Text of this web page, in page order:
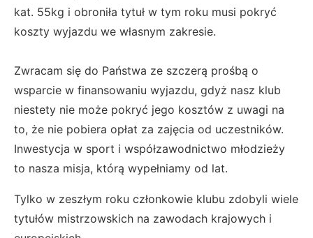
kat. 55kg i obroniła tytuł w tym roku musi pokryć
koszty wyjazdu we własnym zakresie.
Zwracam się do Państwa ze szczerą prośbą o
wsparcie w finansowaniu wyjazdu, gdyż nasz klub
niestety nie może pokryć jego kosztów z uwagi na
to, że nie pobiera opłat za zajęcia od uczestników.
Inwestycja w sport i współzawodnictwo młodzieży
to nasza misja, którą wypełniamy od lat.
Tylko w zeszłym roku członkowie klubu zdobyli wiele
tytułów mistrzowskich na zawodach krajowych i